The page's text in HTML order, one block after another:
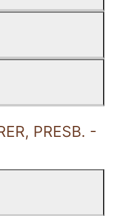
PRESB. -